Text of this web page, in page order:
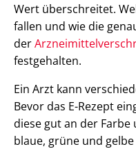
Wert überschreitet.
fallen und wie die
der
festgehalten.
Ein Arzt kann
Bevor das E-Rezept
diese gut an der Farbe
blaue, grüne und